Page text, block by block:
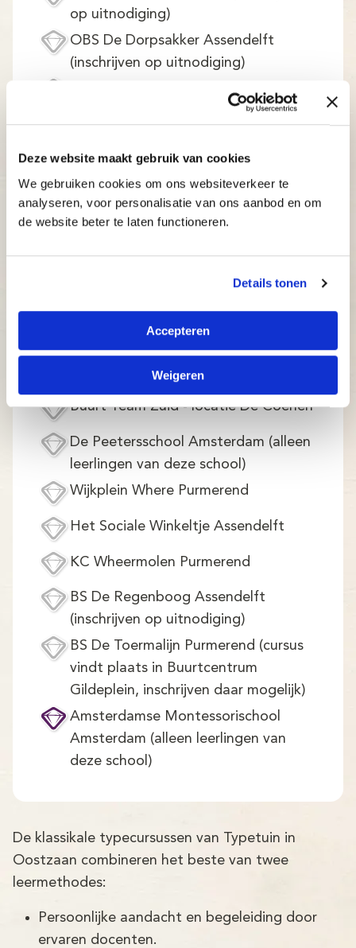
Deze website maakt gebruik van cookies
We gebruiken cookies om ons websiteverkeer te
analyseren, voor personalisatie van ons aanbod en om
de website beter te laten functioneren.
Details tonen
Accepteren
Weigeren
op uitnodiging)
OBS De Dorpsakker Assendelft
(inschrijven op uitnodiging)
DKC De Kleine Kapitein Amsterdam
wordt gegeven bij Wijkplein Where,
hier inschrijven mogelijk)
Brede School Beemster De Bloeiende
Perelaar Zuidoostbeemster (alleen
leerlingen van de basisscholen in
Buurt Team Zuid - locatie De Coenen
De Peetersschool Amsterdam (alleen
leerlingen van deze school)
Wijkplein Where Purmerend
Het Sociale Winkeltje Assendelft
KC Wheermolen Purmerend
BS De Regenboog Assendelft
(inschrijven op uitnodiging)
BS De Toermalijn Purmerend (cursus
vindt plaats in Buurtcentrum
Gildeplein, inschrijven daar mogelijk)
Amsterdamse Montessorischool
Amsterdam (alleen leerlingen van
deze school)
De klassikale typecursussen van Typetuin in
Oostzaan combineren het beste van twee
leermethodes:
Persoonlijke aandacht en begeleiding door
ervaren docenten.